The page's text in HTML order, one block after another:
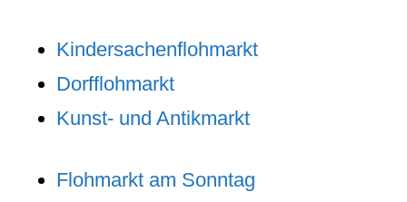
Kindersachenflohmarkt
Dorfflohmarkt
Kunst- und Antikmarkt
Flohmarkt am Sonntag